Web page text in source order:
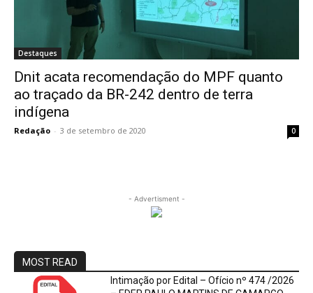
Destaques
Dnit acata recomendação do MPF quanto
ao traçado da BR-242 dentro de terra
indígena
Redação - 3 de setembro de 2020 0
- Advertisment -
MOST READ
Intimação por Edital – Ofício nº 474 /2026